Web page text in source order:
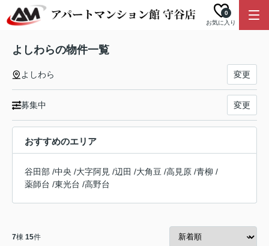
お気に入り
0
よしわらの物件一覧
よしわら 変更
募集中 変更
おすすめのエリア
谷田部 /中央 /大字阿見 /辺田 /大角豆 /高見原 /青柳 /
薬師台 /東光台 /高野台
7棟 15件